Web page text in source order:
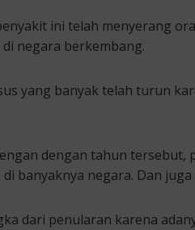
ini telah menyerang
negara berkembang.
yang banyak telah turun
dengan tahun
banyaknya negara. Dan
dari penularan karena